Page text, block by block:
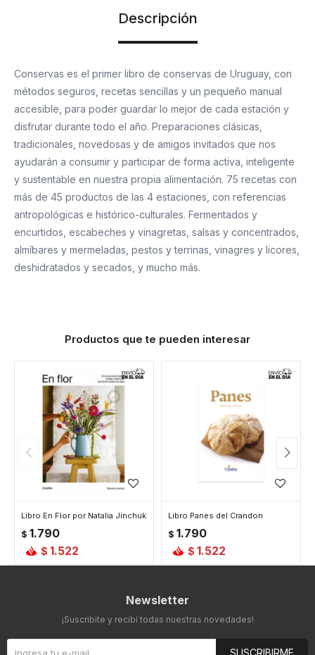
Descripción
Conservas es el primer libro de conservas de Uruguay, con
métodos seguros, recetas sencillas y un pequeño manual
accesible, para poder guardar lo mejor de cada estación y
disfrutar durante todo el año. Preparaciones clásicas,
tradicionales, novedosas y de amigos invitados que nos
ayudarán a consumir y participar de forma activa, inteligente
y sustentable en nuestra propia alimentación. 75 recetas con
más de 45 productos de las 4 estaciones, con referencias
antropológicas e histórico-culturales. Fermentados y
encurtidos, escabeches y vinagretas, salsas y concentrados,
almíbares y mermeladas, pestos y terrinas, vinagres y licores,
deshidratados y secados, y mucho más.
Productos que te pueden interesar
Libro En Flor por Natalia Jinchuk
$ 1.790
$ 1.522
Libro Panes del Crandon
$ 1.790
$ 1.522
Newsletter
¡Suscribite y recibí todas nuestras novedades!
SUSCRIBIRME